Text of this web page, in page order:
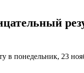
в понедельник, 23